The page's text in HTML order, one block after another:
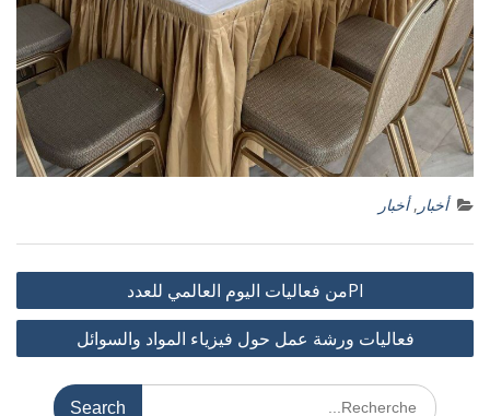
أخبار ,أخبار
PIمن فعاليات اليوم العالمي للعدد
فعاليات ورشة عمل حول فيزياء المواد والسوائل